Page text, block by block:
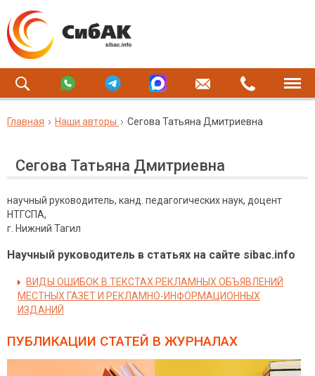
Главная Наши авторы Сегова Татьяна Дмитриевна
Сегова Татьяна Дмитриевна
научный руководитель, канд. педагогических наук, доцент
НТГСПА,
г. Нижний Тагил
Научный руководитель в статьях на сайте sibac.info
ВИДЫ ОШИБОК В ТЕКСТАХ РЕКЛАМНЫХ ОБЪЯВЛЕНИЙ
МЕСТНЫХ ГАЗЕТ И РЕКЛАМНО-ИНФОРМАЦИОННЫХ
ИЗДАНИЙ
ПУБЛИКАЦИИ СТАТЕЙ В ЖУРНАЛАХ